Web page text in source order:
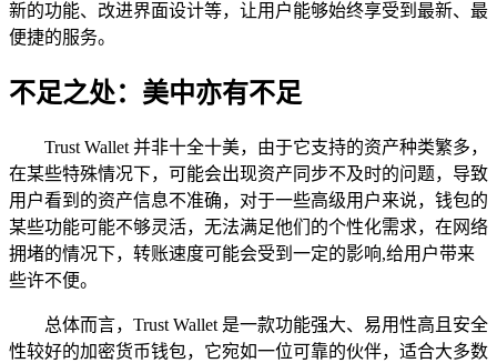
新的功能、改进界面设计等，让用户能够始终享受到最新、最
便捷的服务。
不足之处：美中亦有不足
Trust Wallet 并非十全十美，由于它支持的资产种类繁多，
在某些特殊情况下，可能会出现资产同步不及时的问题，导致
用户看到的资产信息不准确，对于一些高级用户来说，钱包的
某些功能可能不够灵活，无法满足他们的个性化需求，在网络
拥堵的情况下，转账速度可能会受到一定的影响,给用户带来
些许不便。
总体而言，Trust Wallet 是一款功能强大、易用性高且安全
性较好的加密货币钱包，它宛如一位可靠的伙伴，适合大多数